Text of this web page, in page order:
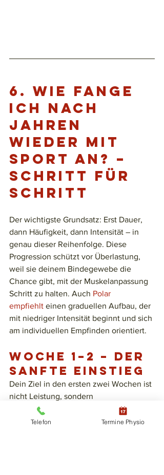
6. Wie fange
ich nach
Jahren
wieder mit
Sport an? –
Schritt für
Schritt
Der wichtigste Grundsatz: Erst Dauer,
dann Häufigkeit, dann Intensität – in
genau dieser Reihenfolge. Diese
Progression schützt vor Überlastung,
weil sie deinem Bindegewebe die
Chance gibt, mit der Muskelanpassung
Schritt zu halten. Auch Polar
empfiehlt einen graduellen Aufbau, der
mit niedriger Intensität beginnt und sich
am individuellen Empfinden orientiert.
Woche 1–2 – Der
sanfte Einstieg
Dein Ziel in den ersten zwei Wochen ist
nicht Leistung, sondern
Wiedergewöhnung
Krafteinheiten pro Woche von je 20–30
Telefon Termine Physio